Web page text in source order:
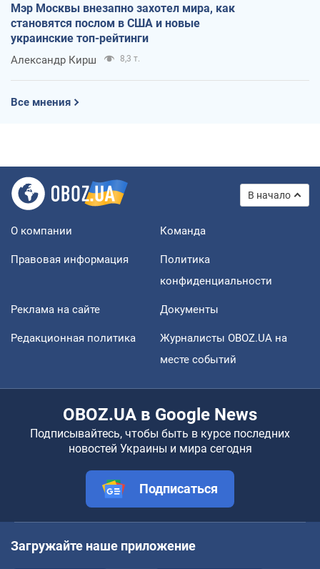
Мэр Москвы внезапно захотел мира, как
становятся послом в США и новые
украинские топ-рейтинги
Александр Кирш 8,3 т.
Все мнения
В начало
О компании Команда
Правовая информация
Политика
конфиденциальности
Реклама на сайте Документы
Редакционная политика
Журналисты OBOZ.UA на
месте событий
OBOZ.UA в Google News
Подписывайтесь, чтобы быть в курсе последних
новостей Украины и мира сегодня
Подписаться
Загружайте наше приложение